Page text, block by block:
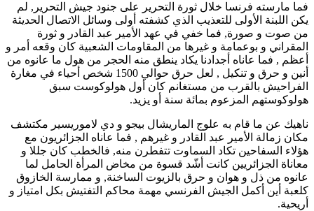
فما مارسته فرنسا خلال ثورة التحرير على جنود جيش التحرير, لم
يكن اللبنة الأولى للتعذيب الذي كشفته أولى وسائل الاتصال الحديثة
من صوت و صورة, فما خفي في عهد الأمير عبد القادر و ثورة
المقراني و بوعمامة و غيرها من المقاومات الشعبية كان وقعه أمر و
أعظم , فما عاناه أجدادنا يكاد ينطق منه الحجر من هول ما عانوه من
أنين و حرق و تنكيل , لعل حرق حوالي 1500 شخص أحياء في مغارة
الفراحيش بالقرب من مستغانم كان أول هولوكوست سبق
هولوكوستهم المزعوم بمائة سنة أو يزيد.
ناهيك عن ما قام به علوج الماريشال بيجو و دي لاموريسير مكتشف
مكان زمالة الأمير عبد القادر و غيرهم , فما عاناه الجزائريون مع
هؤلاء السفاحين تكاد السماوت تتفطرن منه, فالخطب كان جللا و
معاناة الجزائريين كانت أشّد قسوة من مخاض المرأة الحامل لما
عانوه من ذل و هوان و حرق بالزيوت الساخنة, و ممارسة الخازوق
كلعبة أين أكمل الجيش الفرنسي مهمة محاكم التفتيش بكل امتياز و
أريحية.